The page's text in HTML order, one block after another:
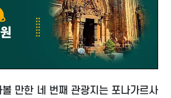
만한 네 번째 관광지는 포나가르사